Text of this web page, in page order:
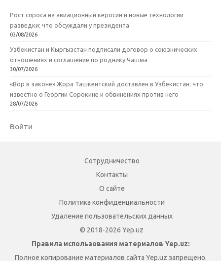
Рост спроса на авиационный керосин и новые технологии
разведки: что обсуждали у президента
03/08/2026
Узбекистан и Кыргызстан подписали договор о союзнических
отношениях и соглашение по роднику Чашма
30/07/2026
«Вор в законе» Жора Ташкентский доставлен в Узбекистан: что
известно о Георгии Сорокине и обвинениях против него
28/07/2026
Войти
Сотрудничество
Контакты
О сайте
Политика конфиденциальности
Удаление пользовательских данных
© 2018-2026 Yep.uz
Правила использования материалов Yep.uz:
Полное копирование материалов сайта Yep.uz запрещено.